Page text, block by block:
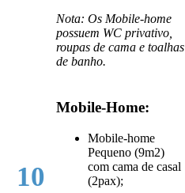
Nota: Os Mobile-home
possuem WC privativo,
roupas de cama e toalhas
de banho.
10
Mobile-Home:
Mobile-home
Pequeno (9m2)
com cama de casal
(2pax);